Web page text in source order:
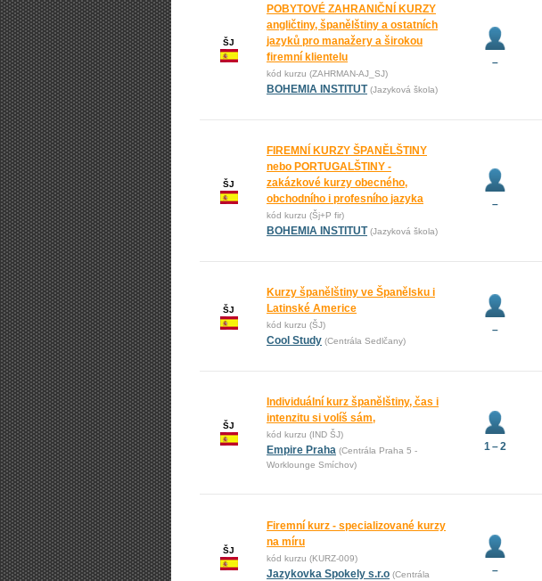
ŠJ
POBYTOVÉ ZAHRANIČNÍ KURZY
angličtiny, španělštiny a ostatních
jazyků pro manažery a širokou
firemní klientelu
kód kurzu (ZAHRMAN-AJ_SJ)
BOHEMIA INSTITUT (Jazyková škola)
–
ŠJ
FIREMNÍ KURZY ŠPANĚLŠTINY
nebo PORTUGALŠTINY -
zakázkové kurzy obecného,
obchodního i profesního jazyka
kód kurzu (Šj+P fir)
BOHEMIA INSTITUT (Jazyková škola)
–
ŠJ
Kurzy španělštiny ve Španělsku i
Latinské Americe
kód kurzu (ŠJ)
Cool Study (Centrála Sedlčany)
–
ŠJ
Individuální kurz španělštiny, čas i
intenzitu si volíš sám,
kód kurzu (IND ŠJ)
Empire Praha (Centrála Praha 5 -
Worklounge Smíchov)
1 – 2
ŠJ
Firemní kurz - specializované kurzy
na míru
kód kurzu (KURZ-009)
Jazykovka Spokely s.r.o (Centrála
–